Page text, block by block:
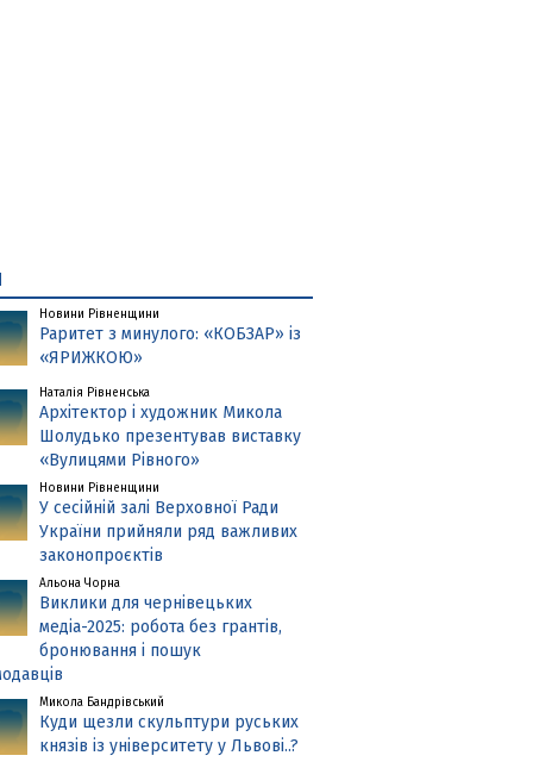
Новини Рівненщини
Раритет з минулого: «КОБЗАР» із
«ЯРИЖКОЮ»
Наталія Рівненська
Архітектор і художник Микола
Шолудько презентував виставку
«Вулицями Рівного»
Новини Рівненщини
У сесійній залі Верховної Ради
України прийняли ряд важливих
законопроєктів
Альона Чорна
Виклики для чернівецьких
медіа-2025: робота без грантів,
бронювання і пошук
Микола Бандрівський
Куди щезли скульптури руських
князів із університету у Львові..?